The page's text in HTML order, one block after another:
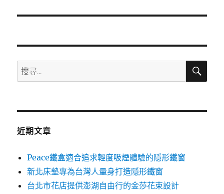
文
搜
尋
鍵
搜
近期文章
Peace鐵盒適合追求輕度吸煙體驗的隱形鐵窗
新北床墊專為台灣人量身打造隱形鐵窗
台北市花店提供澎湖自由行的金莎花束設計